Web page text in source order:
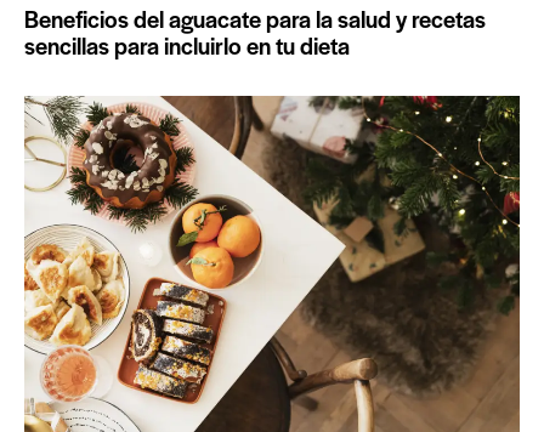
Beneficios del aguacate para la salud y recetas
sencillas para incluirlo en tu dieta